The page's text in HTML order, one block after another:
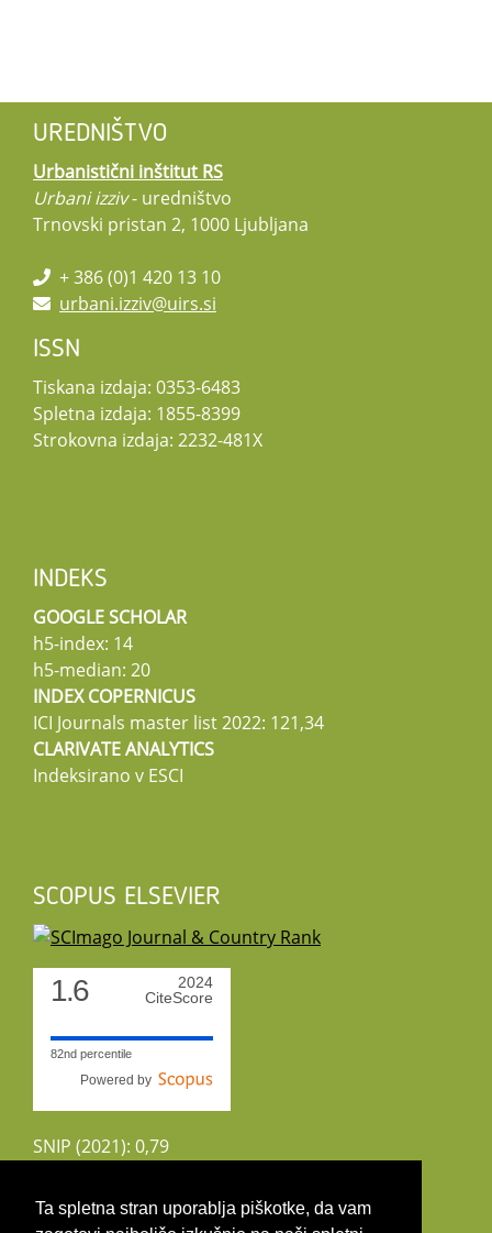
Ta spletna stran uporablja piškotke, da vam
UREDNIŠTVO
Urbanistični inštitut RS
Urbani izziv- uredništvo
Trnovski pristan 2, 1000 Ljubljana
+ 386 (0)1 420 13 10
urbani.izziv@uirs.si
ISSN
Tiskana izdaja: 0353-6483
Spletna izdaja: 1855-8399
Strokovna izdaja: 2232-481X
INDEKS
GOOGLE SCHOLAR
h5-index: 14
h5-median: 20
INDEX COPERNICUS
ICI Journals master list 2022: 121,34
CLARIVATE ANALYTICS
Indeksirano v ESCI
SCOPUS ELSEVIER
1.6
2024
CiteScore
82nd percentile
Powered by
SNIP (2021): 0,79